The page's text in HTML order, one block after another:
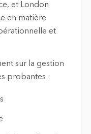
et London
en matière
et
sur la gestion
probantes :